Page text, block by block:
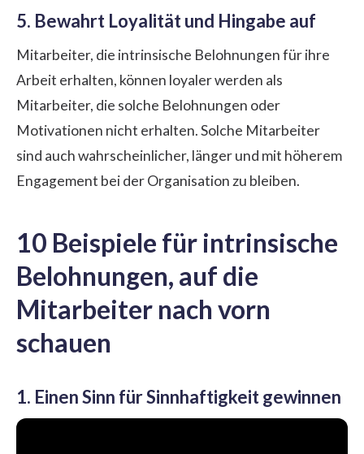
5. Bewahrt Loyalität und Hingabe auf
Mitarbeiter, die intrinsische Belohnungen für ihre
Arbeit erhalten, können loyaler werden als
Mitarbeiter, die solche Belohnungen oder
Motivationen nicht erhalten. Solche Mitarbeiter
sind auch wahrscheinlicher, länger und mit höherem
Engagement bei der Organisation zu bleiben.
10 Beispiele für intrinsische
Belohnungen, auf die
Mitarbeiter nach vorn
schauen
1. Einen Sinn für Sinnhaftigkeit gewinnen